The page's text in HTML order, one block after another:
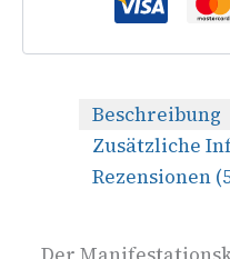
Beschreibung
Zusätzliche
Rezensionen